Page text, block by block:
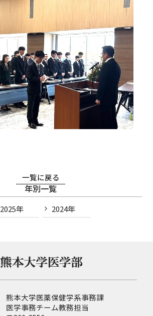
一覧に戻る
年別一覧
2025年 2024年
熊本大学医薬保健学系事務課
医学事務チーム教務担当